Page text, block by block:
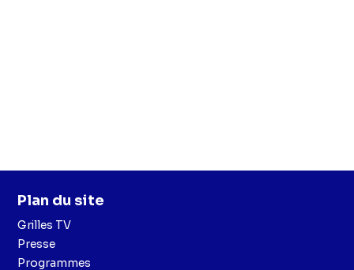
Plan du site
Grilles TV
Presse
Programmes